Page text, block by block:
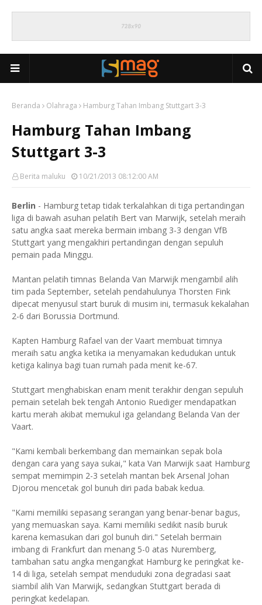
Beranda Olahraga Hamburg Tahan Imbang Stuttgart 3-3
Hamburg Tahan Imbang
Stuttgart 3-3
Berita maluku 10/21/2013 08:12:00 AM
Berlin - Hamburg tetap tidak terkalahkan di tiga pertandingan
liga di bawah asuhan pelatih Bert van Marwijk, setelah meraih
satu angka saat mereka bermain imbang 3-3 dengan VfB
Stuttgart yang mengakhiri pertandingan dengan sepuluh
pemain pada Minggu.
Mantan pelatih timnas Belanda Van Marwijk mengambil alih
tim pada September, setelah pendahulunya Thorsten Fink
dipecat menyusul start buruk di musim ini, termasuk kekalahan
2-6 dari Borussia Dortmund.
Kapten Hamburg Rafael van der Vaart membuat timnya
meraih satu angka ketika ia menyamakan kedudukan untuk
ketiga kalinya bagi tuan rumah pada menit ke-67.
Stuttgart menghabiskan enam menit terakhir dengan sepuluh
pemain setelah bek tengah Antonio Ruediger mendapatkan
kartu merah akibat memukul iga gelandang Belanda Van der
Vaart.
"Kami kembali berkembang dan memainkan sepak bola
dengan cara yang saya sukai," kata Van Marwijk saat Hamburg
sempat memimpin 2-3 setelah mantan bek Arsenal Johan
Djorou mencetak gol bunuh diri pada babak kedua.
"Kami memiliki sepasang serangan yang benar-benar bagus,
yang memuaskan saya. Kami memiliki sedikit nasib buruk
karena kemasukan dari gol bunuh diri." Setelah bermain
imbang di Frankfurt dan menang 5-0 atas Nuremberg,
tambahan satu angka mengangkat Hamburg ke peringkat ke-
14 di liga, setelah sempat menduduki zona degradasi saat
siambil alih Van Marwijk, sedangkan Stuttgart berada di
peringkat kedelapan.